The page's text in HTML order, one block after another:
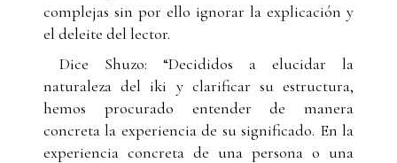
complejas sin por ello ignorar la explicación y
el deleite del lector.
Dice Shuzo: “Decididos a elucidar la
naturaleza del iki y clarificar su estructura,
hemos procurado entender de manera
concreta la experiencia de su significado. En la
experiencia concreta de una persona o una